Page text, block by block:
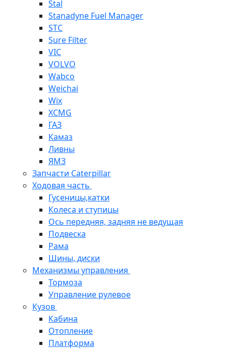
Stal
Stanadyne Fuel Manager
STC
Sure Filter
VIC
VOLVO
Wabco
Weichai
Wix
XCMG
ГАЗ
Камаз
Ливны
ЯМЗ
Запчасти Caterpillar
Ходовая часть
Гусеницы,катки
Колеса и ступицы
Ось передняя, задняя не ведущая
Подвеска
Рама
Шины, диски
Механизмы управления
Тормоза
Управление рулевое
Кузов
Кабина
Отопление
Платформа